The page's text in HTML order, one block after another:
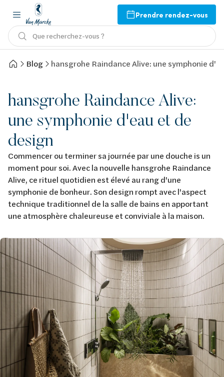
Prendre rendez-vous
Que recherchez-vous ?
Blog hansgrohe Raindance Alive: une symphonie
hansgrohe Raindance Alive:
une symphonie d'eau et de
design
Commencer ou terminer sa journée par une douche is un
moment pour soi. Avec la nouvelle hansgrohe Raindance
Alive, ce rituel quotidien est élevé au rang d'une
symphonie de bonheur. Son design rompt avec l'aspect
technique traditionnel de la salle de bains en apportant
une atmosphère chaleureuse et conviviale à la maison.
Afbeelding